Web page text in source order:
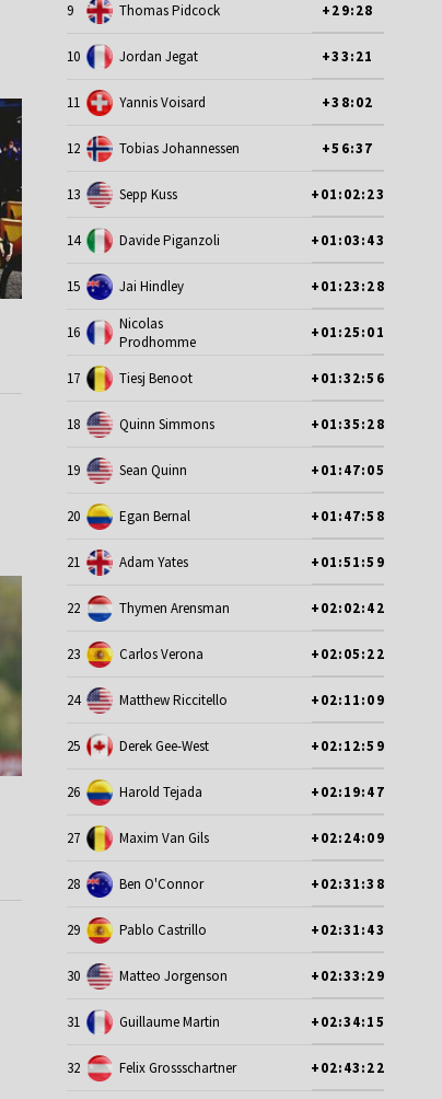
9 Thomas Pidcock +29:28
10 Jordan Jegat +33:21
11 Yannis Voisard +38:02
12 Tobias Johannessen +56:37
13 Sepp Kuss +01:02:23
14 Davide Piganzoli +01:03:43
15 Jai Hindley +01:23:28
16
Nicolas
Prodhomme
+01:25:01
17 Tiesj Benoot +01:32:56
18 Quinn Simmons +01:35:28
19 Sean Quinn +01:47:05
20 Egan Bernal +01:47:58
21 Adam Yates +01:51:59
22 Thymen Arensman +02:02:42
23 Carlos Verona +02:05:22
24 Matthew Riccitello +02:11:09
25 Derek Gee-West +02:12:59
26 Harold Tejada +02:19:47
27 Maxim Van Gils +02:24:09
28 Ben O'Connor +02:31:38
29 Pablo Castrillo +02:31:43
30 Matteo Jorgenson +02:33:29
31 Guillaume Martin +02:34:15
32 Felix Grossschartner +02:43:22